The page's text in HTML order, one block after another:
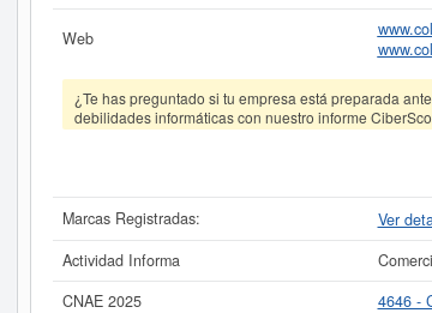
Web
¿Te has preguntado si tu empresa está preparada
debilidades informáticas con nuestro informe
Marcas Registradas:
Ver
Actividad Informa
CNAE 2025
4646 -